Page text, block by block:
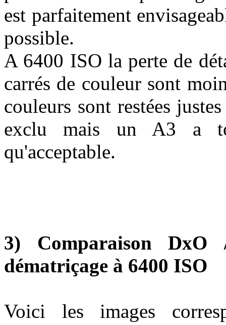
est parfaitement
possible.
A 6400 ISO la perte de
carrés de couleur sont
couleurs sont restées
exclu mais un A3 a
qu'acceptable.
3) Comparaison
dématriçage à 6400 ISO
Voici les images